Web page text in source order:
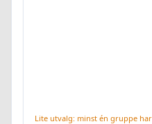
Lite utvalg: minst én gruppe